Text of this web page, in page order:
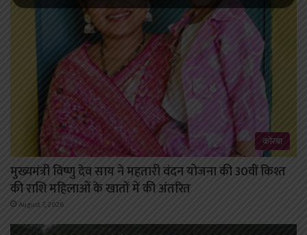
कोरबा
मुख्यमंत्री विष्णु देव साय ने महतारी वंदन योजना की 30वीं किश्त
की राशि महिलाओं के खातों में की अंतरित
August 7, 2026